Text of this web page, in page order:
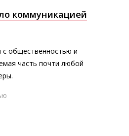
коммуникацией
с общественностью и
часть почти любой